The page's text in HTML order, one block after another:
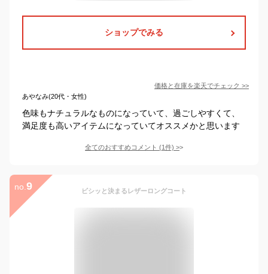
ショップでみる
価格と在庫を楽天でチェック >>
あやなみ(20代・女性)
色味もナチュラルなものになっていて、過ごしやすくて、
満足度も高いアイテムになっていてオススメかと思います
全てのおすすめコメント (1件) >
no. 9 ビシッと決まるレザーロングコート